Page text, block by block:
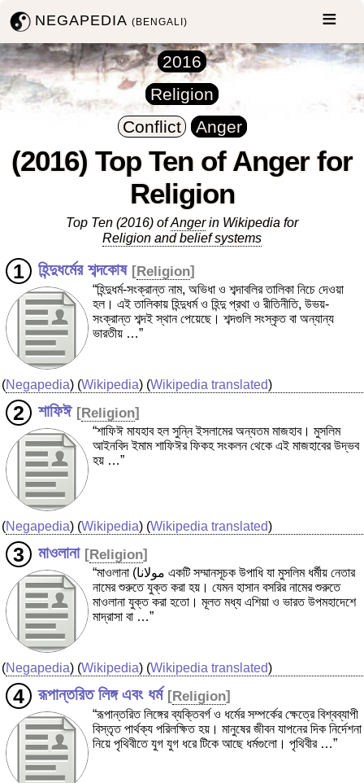
NEGAPEDIA(BENGALI)
2016
Religion
Conflict
Anger
(2016) Top Ten of Anger for
Religion
Top Ten (2016) ofAngerin Wikipedia for
Religion and belief systems
হিন্দুধর্মের শব্দকোষ [Religion]
“হিন্দুধর্ম-সংক্রান্ত নাম, অভিধা ও শব্দাবলির তালিকা নিচে দেওয়া
হল। এই তালিকায় হিন্দুধর্ম ও হিন্দু প্রথা ও রীতিনীতি, উভয়-
সংক্রান্ত শব্দই স্থান পেয়েছে। শব্দগুলি সংস্কৃত বা অন্যান্য
ভারতীয় …”
(Negapedia) (Wikipedia) (Wikipedia translated)
শাফিঈ [Religion]
“শাফিঈ মাযহাব হল সুন্নি ইসলামের অন্যতম মাজহাব। মুসলিম
আইনবিদ ইমাম শাফিঈর ফিকহ সংকলন থেকে এই মাজহাবের উদ্ভব
হয় …”
(Negapedia) (Wikipedia) (Wikipedia translated)
মাওলানা [Religion]
“মাওলানা (مولانا একটি সম্মানসূচক উপাধি যা মুসলিম ধর্মীয় নেতার
নামের শুরুতে যুক্ত করা হয়। যেমন হাসান বসরির নামের শুরুতে
মাওলানা যুক্ত করা হতো। মূলত মধ্য এশিয়া ও ভারত উপমহাদেশে
মাদ্রাসা বা …”
(Negapedia) (Wikipedia) (Wikipedia translated)
রূপান্তরিত লিঙ্গ এবং ধর্ম [Religion]
“রূপান্তরিত লিঙ্গের ব্যক্তিবর্গ ও ধর্মের সম্পর্কের ক্ষেত্রে বিশ্বব্যাপী
বিস্তৃত পার্থক্য পরিলক্ষিত হয়। মানুষের জীবন যাপনের দিক নির্দেশনা
নিয়ে পৃথিবীতে যুগ যুগ ধরে টিকে আছে ধর্মগুলো। পৃথিবীর …”